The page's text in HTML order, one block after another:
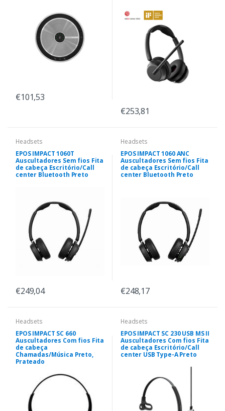
€101,53
€253,81
Headsets
EPOS IMPACT 1060T
Auscultadores Sem fios Fita
de cabeça Escritório/Call
center Bluetooth Preto
€249,04
Headsets
EPOS IMPACT 1060 ANC
Auscultadores Sem fios Fita
de cabeça Escritório/Call
center Bluetooth Preto
€248,17
Headsets
EPOS IMPACT SC 660
Auscultadores Com fios Fita
de cabeça
Chamadas/Música Preto,
Prateado
Headsets
EPOS IMPACT SC 230 USB MS II
Auscultadores Com fios Fita
de cabeça Escritório/Call
center USB Type-A Preto